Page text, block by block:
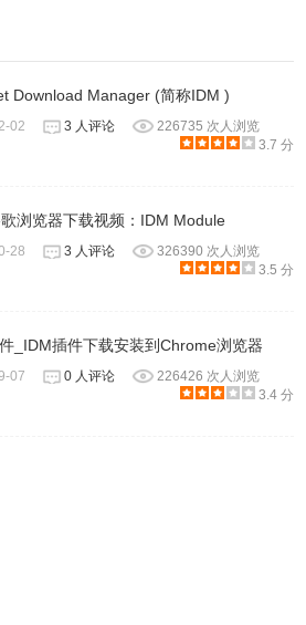
同时单击Internet Explorer中的下载
下载。（您应该在“IDM选项 - >常
中使用CTRL键”）。
中的下载链接，IDM将不会接管下载
视中使用ALT键”）
览器的任何下载，请关闭IDM选项
Manager在下载文件时遇到
的同时按Alt键以让浏览器进行下
Download Manager (简称IDM )
02 3 人评论
226735 次人浏览
3.7 分
浏览器下载视频：IDM Module
28 3 人评论
326390 次人浏览
3.5 分
_IDM插件下载安装到Chrome浏览器
07 0 人评论
226426 次人浏览
3.4 分